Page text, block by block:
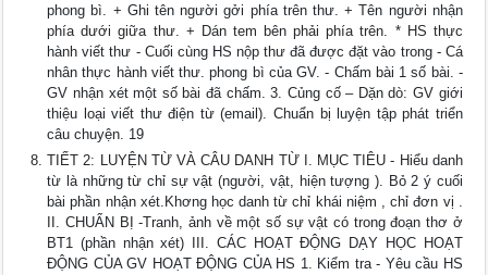
phong bì. + Ghi tên người gởi phía trên thư. + Tên người nhận
phía dưới giữa thư. + Dán tem bên phải phía trên. * HS thực
hành viết thư - Cuối cùng HS nộp thư đã được đặt vào trong - Cá
nhân thực hành viết thư. phong bì của GV. - Chấm bài 1 số bài. -
GV nhận xét một số bài đã chấm. 3. Củng cố – Dặn dò: GV giới
thiệu loại viết thư điện từ (email). Chuẩn bị luyện tập phát triển
câu chuyện. 19
TIẾT 2: LUYỆN TỪ VÀ CÂU DANH TỪ I. MỤC TIÊU - Hiểu danh
từ là những từ chỉ sự vật (người, vật, hiện tượng ). Bỏ 2 ý cuối
bài phần nhận xét.Khơng học danh từ chỉ khái niệm , chỉ đơn vị .
II. CHUẨN BỊ -Tranh, ảnh về một số sự vật có trong đoạn thơ ở
BT1 (phần nhận xét) III. CÁC HOẠT ĐỘNG DẠY HỌC HOẠT
ĐỘNG CỦA GV HOẠT ĐỘNG CỦA HS 1. Kiểm tra - Yêu cầu HS